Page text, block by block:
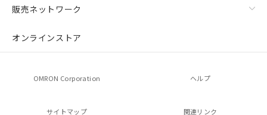
販売ネットワーク
オンラインストア
OMRON Corporation ヘルプ
サイトマップ 関連リンク